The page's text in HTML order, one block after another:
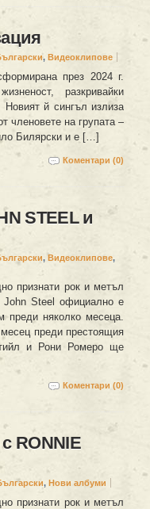
, Видеоклипове
през 2024 г.
разкривайки
й сингъл излиза
членовете на групата –
Билярски и е […]
Коментари (0)
STEEL и
, Видеоклипове,
признати рок и метъл
John Steel официално е
преди няколко месеца.
преди престоящия
и Рони Ромеро ще
Коментари (0)
RONNIE
, Нови албуми
признати рок и метъл